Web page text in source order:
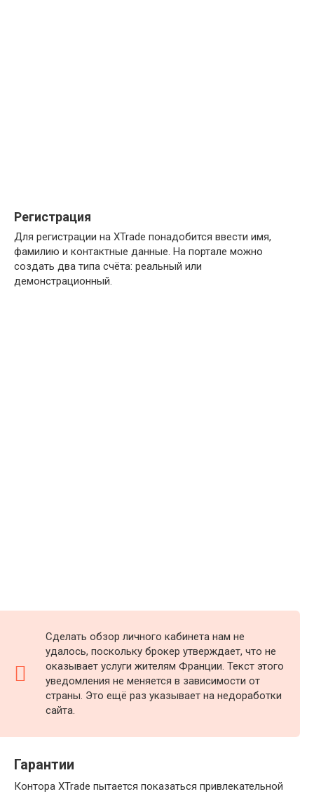
Регистрация
Для регистрации на XTrade понадобится ввести имя,
фамилию и контактные данные. На портале можно
создать два типа счёта: реальный или
демонстрационный.
Сделать обзор личного кабинета нам не
удалось, поскольку брокер утверждает, что не
оказывает услуги жителям Франции. Текст этого
уведомления не меняется в зависимости от
страны. Это ещё раз указывает на недоработки
сайта.
Гарантии
Контора XTrade пытается показаться привлекательной